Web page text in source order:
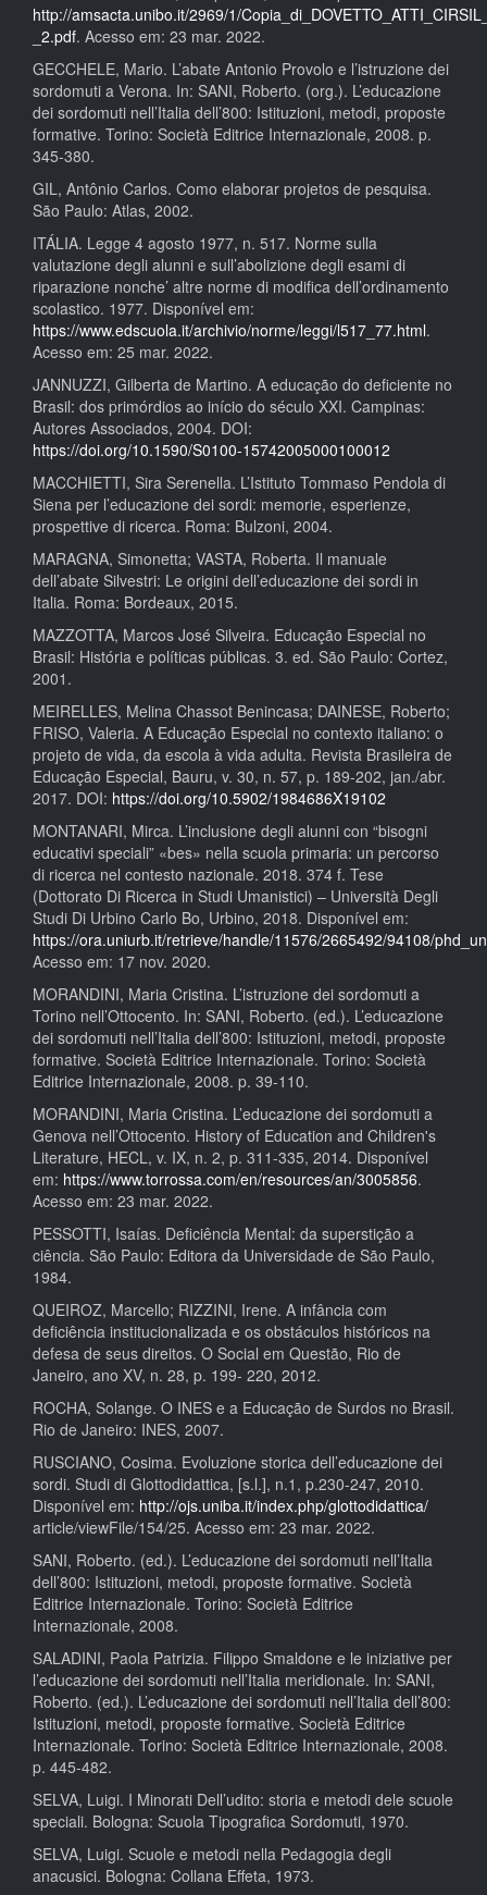
http://amsacta.unibo.it/2969/1/
_2.pdf. Acesso em: 23 mar. 2022.
GECCHELE, Mario. L’abate Antonio Provolo e l’istruzione dei
sordomuti a Verona. In: SANI, Roberto. (org.). L’educazione
dei sordomuti nell’Italia dell’800: Istituzioni, metodi, proposte
formative. Torino: Società Editrice Internazionale, 2008. p.
345-380.
GIL, Antônio Carlos. Como elaborar projetos de pesquisa.
São Paulo: Atlas, 2002.
ITÁLIA. Legge 4 agosto 1977, n. 517. Norme sulla
valutazione degli alunni e sull’abolizione degli esami di
riparazione nonche’ altre norme di modifica dell’ordinamento
scolastico. 1977. Disponível em:
https://www.edscuola.it/archivio/norme/leggi/l517_77.html.
Acesso em: 25 mar. 2022.
JANNUZZI, Gilberta de Martino. A educação do deficiente no
Brasil: dos primórdios ao início do século XXI. Campinas:
Autores Associados, 2004. DOI:
https://doi.org/10.1590/S0100-15742005000100012
MACCHIETTI, Sira Serenella. L’Istituto Tommaso Pendola di
Siena per l’educazione dei sordi: memorie, esperienze,
prospettive di ricerca. Roma: Bulzoni, 2004.
MARAGNA, Simonetta; VASTA, Roberta. Il manuale
dell’abate Silvestri: Le origini dell’educazione dei sordi in
Italia. Roma: Bordeaux, 2015.
MAZZOTTA, Marcos José Silveira. Educação Especial no
Brasil: História e políticas públicas. 3. ed. São Paulo: Cortez,
2001.
MEIRELLES, Melina Chassot Benincasa; DAINESE, Roberto;
FRISO, Valeria. A Educação Especial no contexto italiano: o
projeto de vida, da escola à vida adulta. Revista Brasileira de
Educação Especial, Bauru, v. 30, n. 57, p. 189-202, jan./abr.
2017. DOI: https://doi.org/10.5902/1984686X19102
MONTANARI, Mirca. L’inclusione degli alunni con “bisogni
educativi speciali” «bes» nella scuola primaria: un percorso
di ricerca nel contesto nazionale. 2018. 374 f. Tese
(Dottorato Di Ricerca in Studi Umanistici) – Università Degli
Studi Di Urbino Carlo Bo, Urbino, 2018. Disponível em:
https://ora.uniurb.it/retrieve/handle/11576/2665492/94108/
Acesso em: 17 nov. 2020.
MORANDINI, Maria Cristina. L’istruzione dei sordomuti a
Torino nell’Ottocento. In: SANI, Roberto. (ed.). L’educazione
dei sordomuti nell’Italia dell’800: Istituzioni, metodi, proposte
formative. Società Editrice Internazionale. Torino: Società
Editrice Internazionale, 2008. p. 39-110.
MORANDINI, Maria Cristina. L’educazione dei sordomuti a
Genova nell’Ottocento. History of Education and Children's
Literature, HECL, v. IX, n. 2, p. 311-335, 2014. Disponível
em: https://www.torrossa.com/en/resources/an/3005856.
Acesso em: 23 mar. 2022.
PESSOTTI, Isaías. Deficiência Mental: da superstição a
ciência. São Paulo: Editora da Universidade de São Paulo,
1984.
QUEIROZ, Marcello; RIZZINI, Irene. A infância com
deficiência institucionalizada e os obstáculos históricos na
defesa de seus direitos. O Social em Questão, Rio de
Janeiro, ano XV, n. 28, p. 199- 220, 2012.
ROCHA, Solange. O INES e a Educação de Surdos no Brasil.
Rio de Janeiro: INES, 2007.
RUSCIANO, Cosima. Evoluzione storica dell’educazione dei
sordi. Studi di Glottodidattica, [s.l.], n.1, p.230-247, 2010.
Disponível em: http://ojs.uniba.it/index.php/glottodidattica/
article/viewFile/154/25. Acesso em: 23 mar. 2022.
SANI, Roberto. (ed.). L’educazione dei sordomuti nell’Italia
dell’800: Istituzioni, metodi, proposte formative. Società
Editrice Internazionale. Torino: Società Editrice
Internazionale, 2008.
SALADINI, Paola Patrizia. Filippo Smaldone e le iniziative per
l’educazione dei sordomuti nell’Italia meridionale. In: SANI,
Roberto. (ed.). L’educazione dei sordomuti nell’Italia dell’800:
Istituzioni, metodi, proposte formative. Società Editrice
Internazionale. Torino: Società Editrice Internazionale, 2008.
p. 445-482.
SELVA, Luigi. I Minorati Dell’udito: storia e metodi dele scuole
speciali. Bologna: Scuola Tipografica Sordomuti, 1970.
SELVA, Luigi. Scuole e metodi nella Pedagogia degli
anacusici. Bologna: Collana Effeta, 1973.